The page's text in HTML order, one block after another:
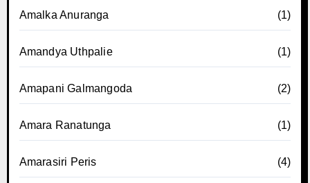
Amalka Anuranga (1)
Amandya Uthpalie (1)
Amapani Galmangoda (2)
Amara Ranatunga (1)
Amarasiri Peris (4)